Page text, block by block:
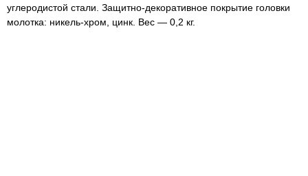
углеродистой стали. Защитно-декоративное покрытие головки
молотка: никель-хром, цинк. Вес — 0,2 кг.